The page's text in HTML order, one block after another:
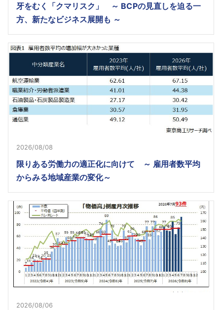
牙をむく「クマリスク」 ～ BCPの見直しを迫る一
方、新たなビジネス展開も ～
2026/08/08
限りある労働力の適正化に向けて ～ 雇用者数平均
からみる地域産業の変化～
2026/08/06